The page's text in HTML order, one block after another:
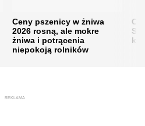
Ceny pszenicy w żniwa
2026 rosną, ale mokre
żniwa i potrącenia
niepokoją rolników
REKLAMA